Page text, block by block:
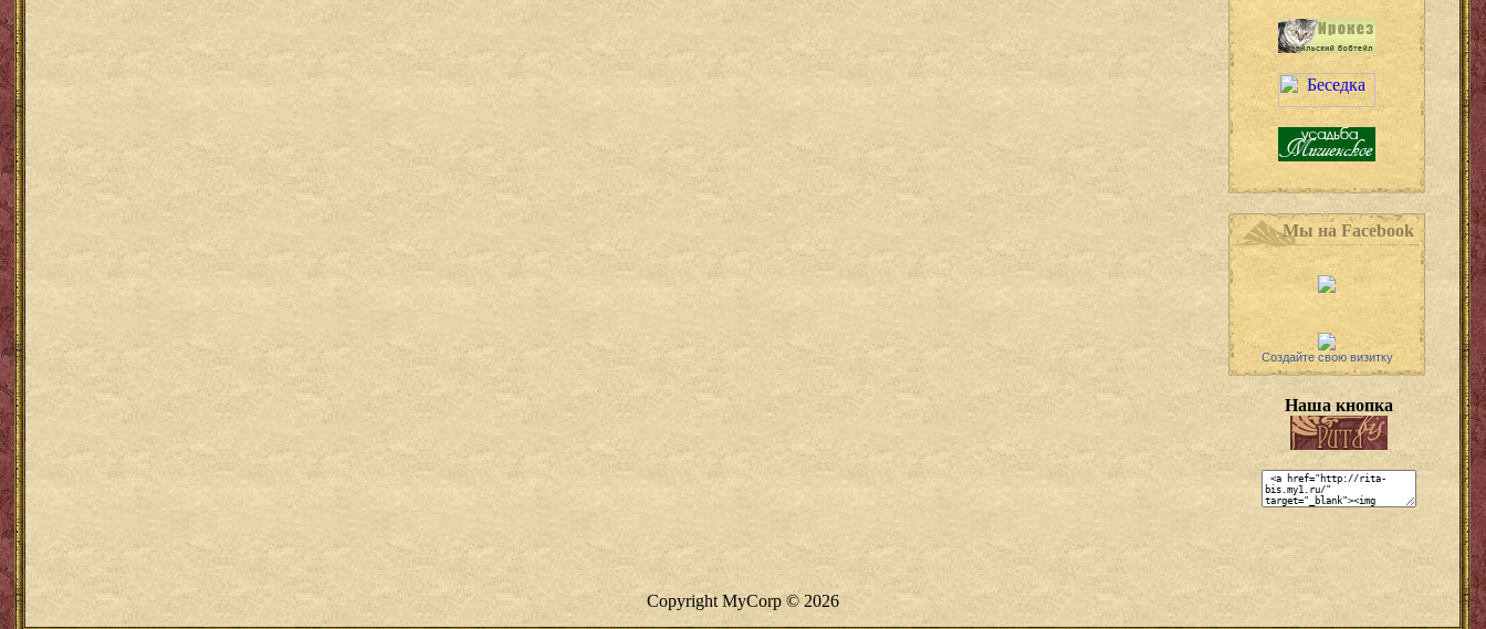
Мы на Facebook
Создайте свою визитку
Наша кнопка
Copyright MyCorp © 2026